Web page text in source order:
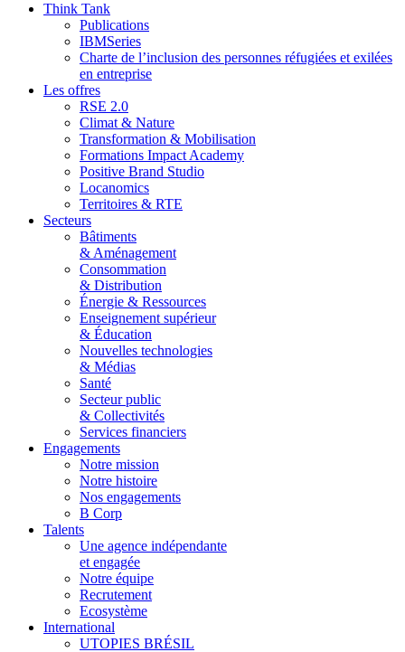
Think Tank
Publications
IBMSeries
Charte de l’inclusion des personnes réfugiées et exilées
en entreprise
Les offres
RSE 2.0
Climat & Nature
Transformation & Mobilisation
Formations Impact Academy
Positive Brand Studio
Locanomics
Territoires & RTE
Secteurs
Bâtiments
& Aménagement
Consommation
& Distribution
Énergie & Ressources
Enseignement supérieur
& Éducation
Nouvelles technologies
& Médias
Santé
Secteur public
& Collectivités
Services financiers
Engagements
Notre mission
Notre histoire
Nos engagements
B Corp
Talents
Une agence indépendante
et engagée
Notre équipe
Recrutement
Ecosystème
International
UTOPIES BRÉSIL